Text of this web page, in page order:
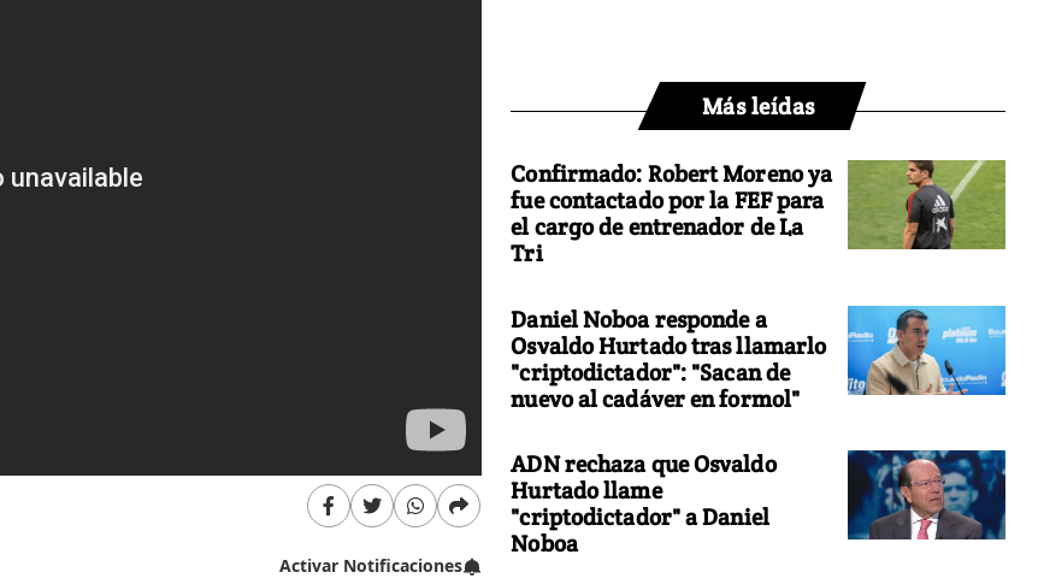
Activar Notificaciones
Más leídas
Confirmado: Robert Moreno ya
fue contactado por la FEF para
el cargo de entrenador de La
Tri
Daniel Noboa responde a
Osvaldo Hurtado tras llamarlo
"criptodictador": "Sacan de
nuevo al cadáver en formol"
ADN rechaza que Osvaldo
Hurtado llame
"criptodictador" a Daniel
Noboa